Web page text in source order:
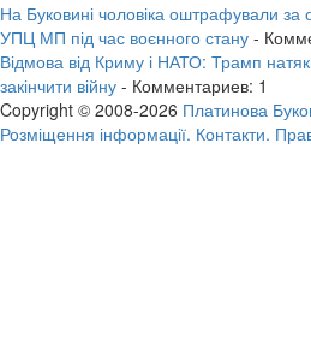
На Буковині чоловіка оштрафували за
УПЦ МП під час воєнного стану -
Відмова від Криму і НАТО: Трамп
закінчити війну - Комментариев: 1
Copyright © 2008-2026 Платинова
Розміщення інформації. Контакти.